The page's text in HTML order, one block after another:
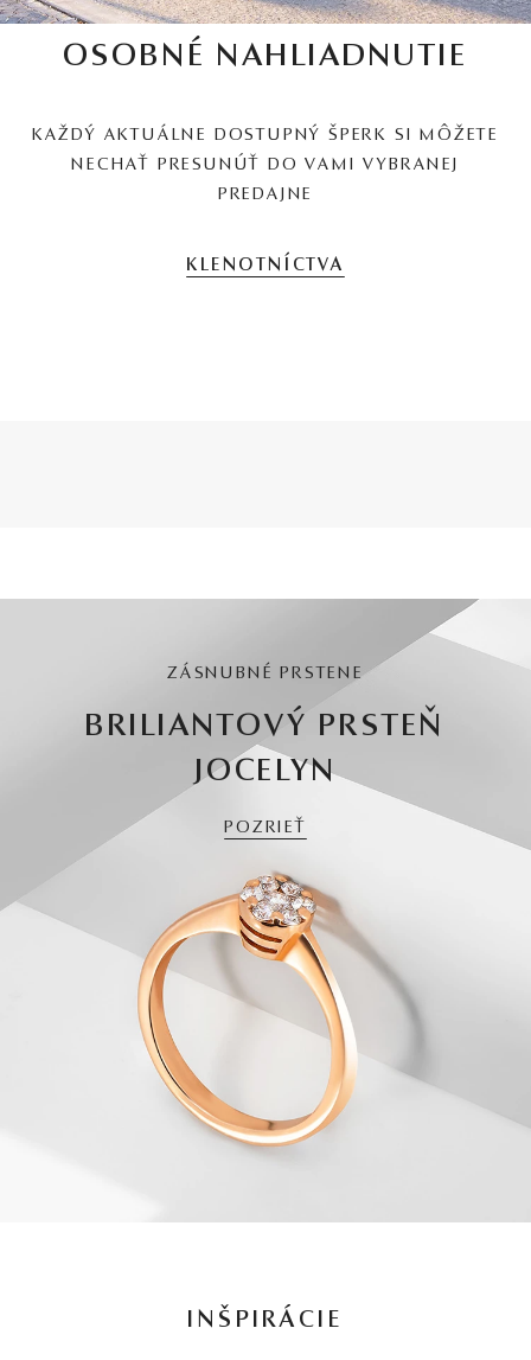
OSOBNÉ NAHLIADNUTIE
KAŽDÝ AKTUÁLNE DOSTUPNÝ ŠPERK SI MÔŽETE
NECHAŤ PRESUNÚŤ DO VAMI VYBRANEJ
PREDAJNE
KLENOTNÍCTVA
ZÁSNUBNÉ PRSTENE
BRILIANTOVÝ PRSTEŇ
JOCELYN
POZRIEŤ
INŠPIRÁCIE